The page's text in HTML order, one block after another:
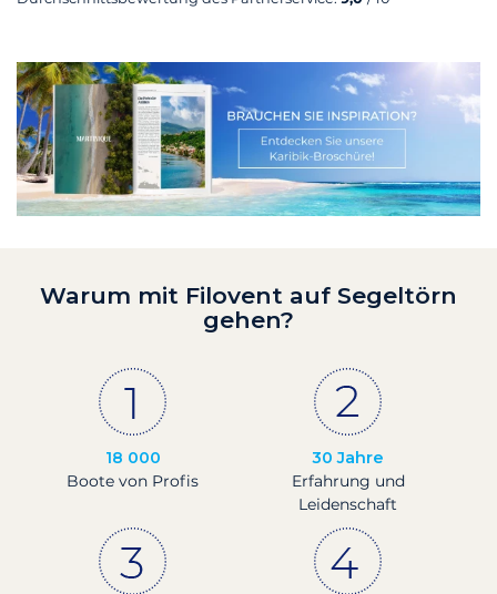
Warum mit Filovent auf Segeltörn
gehen?
18 000
Boote von Profis
30 Jahre
Erfahrung und
Leidenschaft